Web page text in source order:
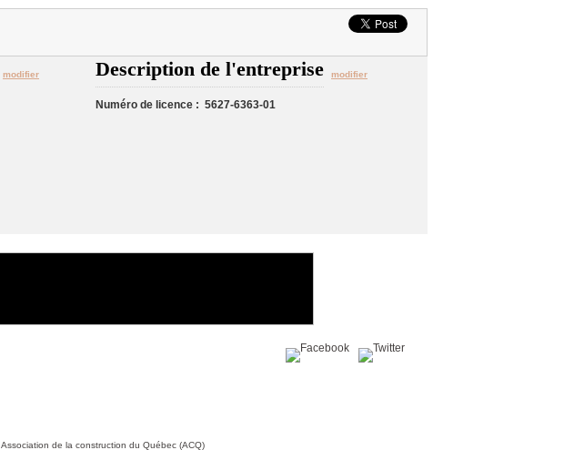
modifier Description de l'entreprise modifier
Numéro de licence : 5627-6363-01
Association de la construction du Québec (ACQ)